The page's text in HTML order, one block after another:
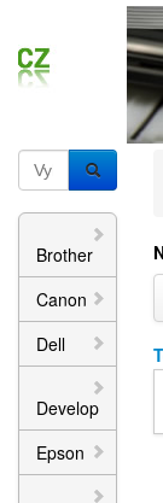
Brother
Canon
Dell
Develop
Epson